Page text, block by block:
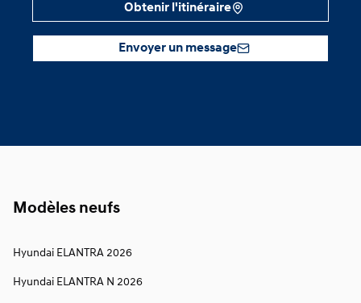
Obtenir l'itinéraire
Envoyer un message
Modèles neufs
Hyundai ELANTRA 2026
Hyundai ELANTRA N 2026